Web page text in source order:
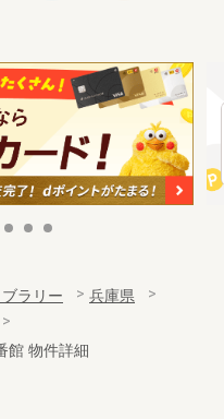
ラリー
兵庫県
館 物件詳細